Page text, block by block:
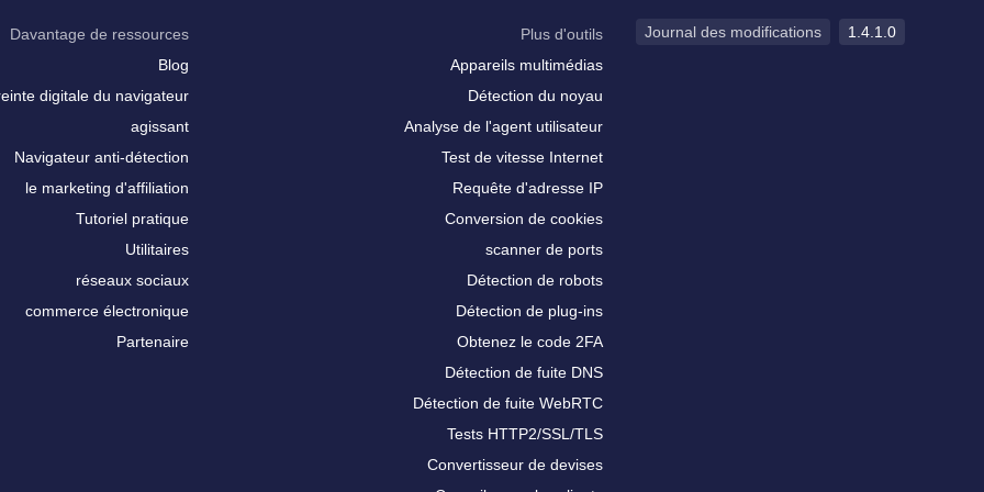
Davantage de ressources
Blog
digitale du navigateur
agissant
Navigateur anti-détection
le marketing d'affiliation
Tutoriel pratique
Utilitaires
réseaux sociaux
commerce électronique
Partenaire
Plus d'outils
Appareils multimédias
Détection du noyau
Analyse de l'agent utilisateur
Test de vitesse Internet
Requête d'adresse IP
Conversion de cookies
scanner de ports
Détection de robots
Détection de plug-ins
Obtenez le code 2FA
Détection de fuite DNS
Détection de fuite WebRTC
Tests HTTP2/SSL/TLS
Convertisseur de devises
Journal des modifications 1.4.1.0